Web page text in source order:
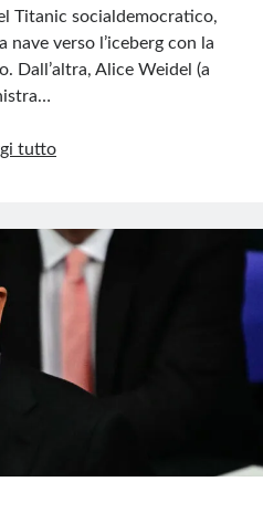
considerarsi un prodotto editoriale ai
non è responsabile di quanto
post. Saranno comunque cancellati quelli
di terzi, di genere spam,
non conformi al rispetto delle norme sulla
blog sono tratte da Internet e, pertanto,
la loro pubblicazione violasse eventuali
Titanic socialdemocratico,
nave verso l’iceberg con la
Dall’altra, Alice Weidel (a
tuttoElezioni
svetta
Weidel
mentre
Scholz